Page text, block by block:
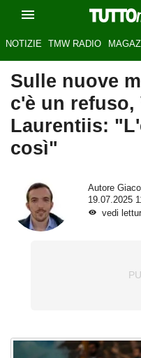
NOTIZIE TMW RADIO
Sulle nuove
c'è un refuso,
Laurentiis:
così"
Autore
19.07.2025
vedi